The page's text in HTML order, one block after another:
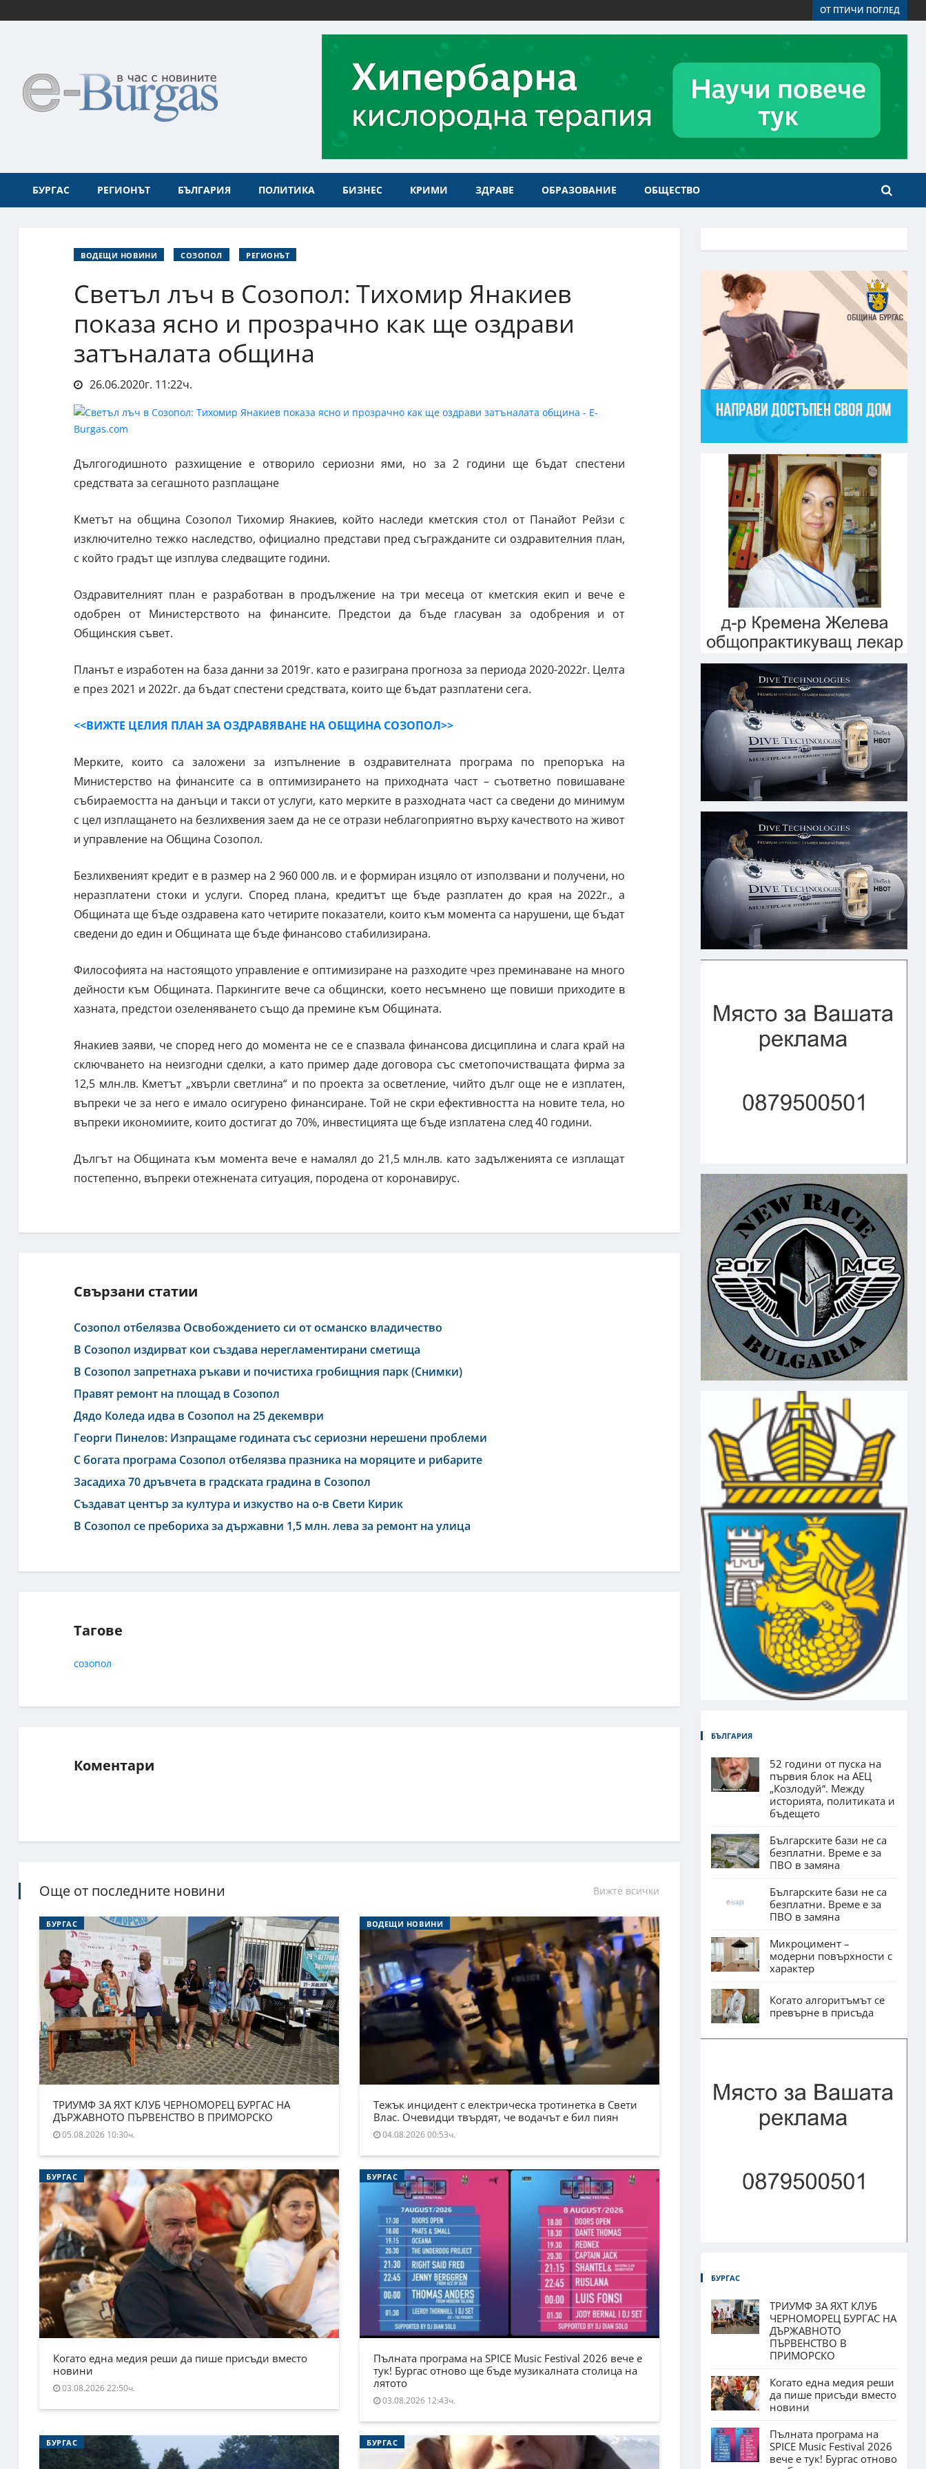
ОТ ПТИЧИ ПОГЛЕД
БУРГАС РЕГИОНЪТ БЪЛГАРИЯ ПОЛИТИКА БИЗНЕС КРИМИ ЗДРАВЕ ОБРАЗОВАНИЕ ОБЩЕСТВО
ВОДЕЩИ НОВИНИ СОЗОПОЛ РЕГИОНЪТ
Светъл лъч в Созопол: Тихомир Янакиев
показа ясно и прозрачно как ще оздрави
затъналата община
26.06.2020г. 11:22ч.
Дългогодишното разхищение е отворило сериозни ями, но за 2 години ще бъдат спестени
средствата за сегашното разплащане
Кметът на община Созопол Тихомир Янакиев, който наследи кметския стол от Панайот Рейзи с
изключително тежко наследство, официално представи пред съгражданите си оздравителния план,
с който градът ще изплува следващите години.
Оздравителният план е разработван в продължение на три месеца от кметския екип и вече е
одобрен от Министерството на финансите. Предстои да бъде гласуван за одобрения и от
Общинския съвет.
Планът е изработен на база данни за 2019г. като е разиграна прогноза за периода 2020-2022г. Целта
е през 2021 и 2022г. да бъдат спестени средствата, които ще бъдат разплатени сега.
<<ВИЖТЕ ЦЕЛИЯ ПЛАН ЗА ОЗДРАВЯВАНЕ НА ОБЩИНА СОЗОПОЛ>>
Мерките, които са заложени за изпълнение в оздравителната програма по препоръка на
Министерство на финансите са в оптимизирането на приходната част – съответно повишаване
събираемостта на данъци и такси от услуги, като мерките в разходната част са сведени до минимум
с цел изплащането на безлихвения заем да не се отрази неблагоприятно върху качеството на живот
и управление на Община Созопол.
Безлихвеният кредит е в размер на 2 960 000 лв. и е формиран изцяло от използвани и получени, но
неразплатени стоки и услуги. Според плана, кредитът ще бъде разплатен до края на 2022г., а
Общината ще бъде оздравена като четирите показатели, които към момента са нарушени, ще бъдат
сведени до един и Общината ще бъде финансово стабилизирана.
Философията на настоящото управление е оптимизиране на разходите чрез преминаване на много
дейности към Общината. Паркингите вече са общински, което несъмнено ще повиши приходите в
хазната, предстои озеленяването също да премине към Общината.
Янакиев заяви, че според него до момента не се е спазвала финансова дисциплина и слага край на
сключването на неизгодни сделки, а като пример даде договора със сметопочистващата фирма за
12,5 млн.лв. Кметът „хвърли светлина“ и по проекта за осветление, чийто дълг още не е изплатен,
въпреки че за него е имало осигурено финансиране. Той не скри ефективността на новите тела, но
въпреки икономиите, които достигат до 70%, инвестицията ще бъде изплатена след 40 години.
Дългът на Общината към момента вече е намалял до 21,5 млн.лв. като задълженията се изплащат
постепенно, въпреки отежнената ситуация, породена от коронавирус.
Свързани статии
Созопол отбелязва Освобождението си от османско владичество
В Созопол издирват кои създава нерегламентирани сметища
В Созопол запретнаха ръкави и почистиха гробищния парк (Снимки)
Правят ремонт на площад в Созопол
Дядо Коледа идва в Созопол на 25 декември
Георги Пинелов: Изпращаме годината със сериозни нерешени проблеми
С богата програма Созопол отбелязва празника на моряците и рибарите
Засадиха 70 дръвчета в градската градина в Созопол
Създават център за култура и изкуство на о-в Свети Кирик
В Созопол се пребориха за държавни 1,5 млн. лева за ремонт на улица
Тагове
созопол
Коментари
Още от последните новини Вижте всички
БУРГАС
ТРИУМФ ЗА ЯХТ КЛУБ ЧЕРНОМОРЕЦ БУРГАС НА
ДЪРЖАВНОТО ПЪРВЕНСТВО В ПРИМОРСКО
05.08.2026 10:30ч.
ВОДЕЩИ НОВИНИ
Тежък инцидент с електрическа тротинетка в Свети
Влас. Очевидци твърдят, че водачът е бил пиян
04.08.2026 00:53ч.
БУРГАС
Когато една медия реши да пише присъди вместо
новини
03.08.2026 22:50ч.
БУРГАС
Пълната програма на SPICE Music Festival 2026 вече е
тук! Бургас отново ще бъде музикалната столица на
лятото
03.08.2026 12:43ч.
БУРГАС БУРГАС
БЪЛГАРИЯ
52 години от пуска на
първия блок на АЕЦ
„Козлодуй“. Между
историята, политиката и
бъдещето
Българските бази не са
безплатни. Време е за
ПВО в замяна
Българските бази не са
безплатни. Време е за
ПВО в замяна
Микроцимент –
модерни повърхности с
характер
Когато алгоритъмът се
превърне в присъда
БУРГАС
ТРИУМФ ЗА ЯХТ КЛУБ
ЧЕРНОМОРЕЦ БУРГАС НА
ДЪРЖАВНОТО
ПЪРВЕНСТВО В
ПРИМОРСКО
Когато една медия реши
да пише присъди вместо
новини
Пълната програма на
SPICE Music Festival 2026
вече е тук! Бургас отново